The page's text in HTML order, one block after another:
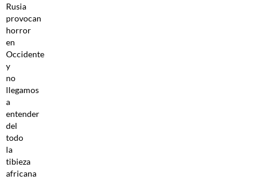
Rusia
provocan
horror
en
Occidente
y
no
llegamos
a
entender
del
todo
la
tibieza
africana